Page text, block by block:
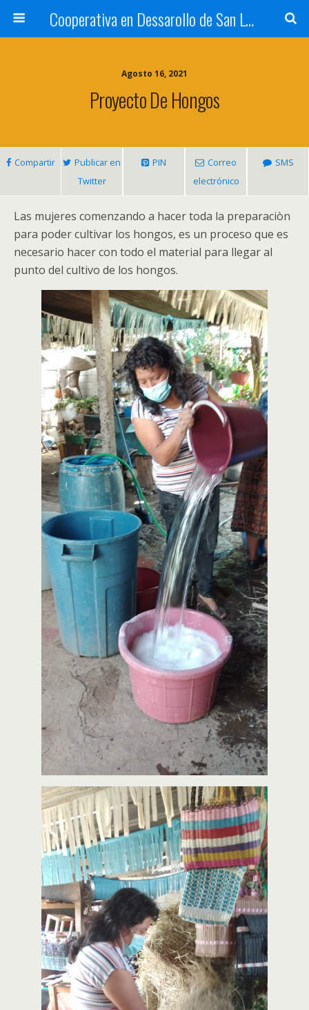
Cooperativa en Dessarollo de San Luis
Agosto 16, 2021
Proyecto De Hongos
Compartir
Publicar en
Twitter
PIN
Correo
electrónico
SMS
Las mujeres comenzando a hacer toda la preparaciòn
para poder cultivar los hongos, es un proceso que es
necesario hacer con todo el material para llegar al
punto del cultivo de los hongos.